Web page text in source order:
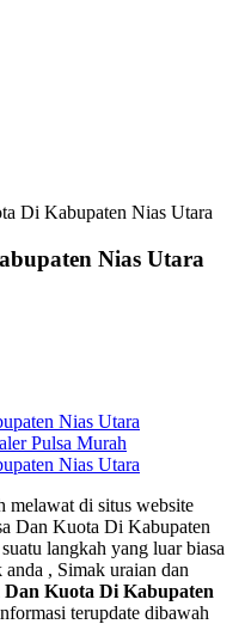
Di Kabupaten Nias Utara
Nias Utara
Nias Utara
Pulsa Murah
Nias Utara
melawat di situs website
Dan Kuota Di Kabupaten
langkah yang luar biasa
, Simak uraian dan
Dan Kuota Di Kabupaten
terupdate dibawah